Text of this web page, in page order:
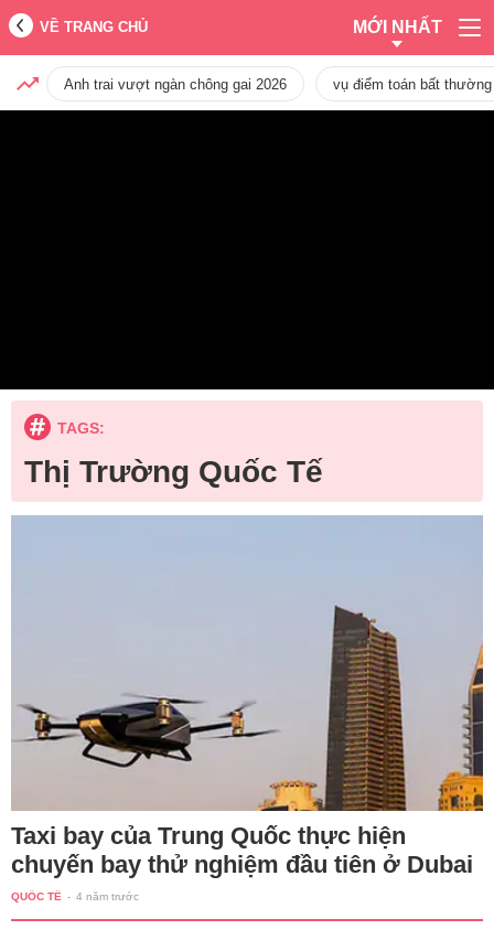
VỀ TRANG CHỦ MỚI NHẤT
Anh trai vượt ngàn chông gai 2026 vụ điểm toán bất
TAGS:
Thị Trường Quốc Tế
Taxi bay của Trung Quốc thực hiện
chuyến bay thử nghiệm đầu tiên ở Dubai
QUỐC TẾ - 4 năm trước